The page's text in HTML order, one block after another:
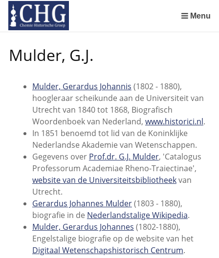
links
over
naar
de
Spring
naar
het
menu
Menu
Mulder, G.J.
Mulder, Gerardus Johannis (1802 - 1880),
hoogleraar scheikunde aan de Universiteit van
Utrecht van 1840 tot 1868, Biografisch
Woordenboek van Nederland, www.historici.nl.
In 1851 benoemd tot lid van de Koninklijke
Nederlandse Akademie van Wetenschappen.
Gegevens over Prof.dr. G.J. Mulder, 'Catalogus
Professorum Academiae Rheno-Traiectinae',
website van de Universiteitsbibliotheekvan
Utrecht.
Gerardus Johannes Mulder(1803 - 1880),
biografie in de Nederlandstalige Wikipedia.
Mulder, Gerardus Johannes (1802-1880),
Engelstalige biografie op de website van het
Digitaal Wetenschapshistorisch Centrum.